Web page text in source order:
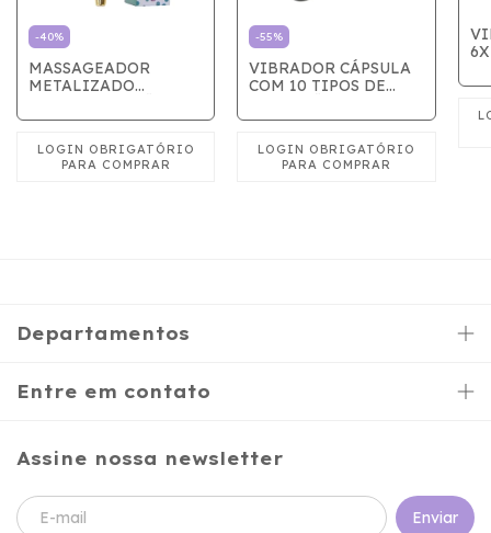
-40%
MASSAGEADOR
METALIZADO
DOURADO
-55%
VIBRADOR CÁPSULA
COM 10 TIPOS DE
Departamentos
Entre em contato
Assine nossa newsletter